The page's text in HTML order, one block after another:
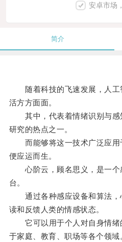
安卓市场
简介
随着科技的飞速发展，人工
活方方面面。
其中，代表着情绪识别与感
研究的热点之一。
而能够将这一技术广泛应用
便应运而生。
心阶云，顾名思义，是一个
台。
通过各种感应设备和算法，
读和反馈人类的情感状态。
它可以用于个人对自身情绪
于家庭、教育、职场等各个领域